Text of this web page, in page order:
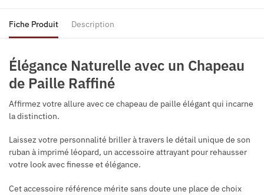
Fiche Produit Description
Élégance Naturelle avec un Chapeau
de Paille Raffiné
Affirmez votre allure avec ce chapeau de paille élégant qui incarne
la distinction.
Laissez votre personnalité briller à travers le détail unique de son
ruban à imprimé léopard, un accessoire attrayant pour rehausser
votre look avec finesse et élégance.
Cet accessoire référence mérite sans doute une place de choix